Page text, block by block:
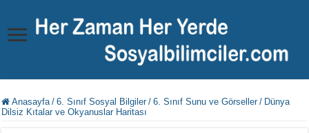
Anasayfa / 6. Sınıf Sosyal Bilgiler / 6. Sınıf Sunu ve Görseller / Dünya
Dilsiz Kıtalar ve Okyanuslar Haritası